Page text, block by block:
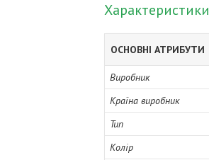
Характеристики
ОСНОВНІ АТРИБУТИ
Виробник
Країна виробник
Тип
Колір